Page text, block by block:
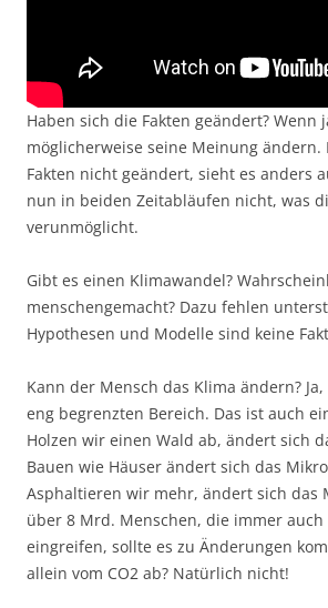
Haben sich die Fakten geändert? Wenn
möglicherweise seine Meinung ändern.
Fakten nicht geändert, sieht es anders
nun in beiden Zeitabläufen nicht, was
verunmöglicht.
Gibt es einen Klimawandel?
menschengemacht? Dazu fehlen
Hypothesen und Modelle sind keine
Kann der Mensch das Klima ändern?
eng begrenzten Bereich. Das ist auch
Holzen wir einen Wald ab, ändert sich
Bauen wie Häuser ändert sich das
Asphaltieren wir mehr, ändert sich das
über 8 Mrd. Menschen, die immer
eingreifen, sollte es zu Änderungen
allein vom CO2 ab? Natürlich nicht!